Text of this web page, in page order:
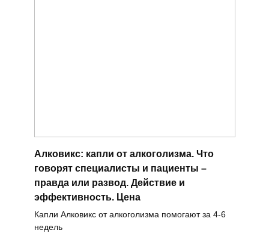
Алковикс: капли от алкоголизма. Что
говорят специалисты и пациенты –
правда или развод. Действие и
эффективность. Цена
Капли Алковикс от алкоголизма помогают за 4-6
недель